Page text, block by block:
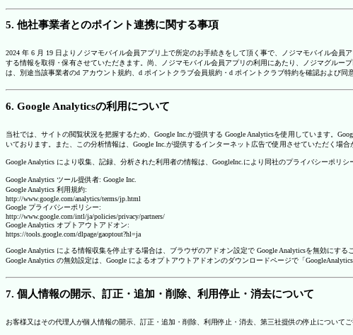
5. 他社事業者とのポイント連携に関する事項
2024 年 6 月 19 日よりノジマモバイル会員アプリ上で所定のお手続きをして頂く事で、ノジマモバイル会
する情報を取得・保有させていただきます。尚、ノジマモバイル会員アプリの利用にあたり、ノジマグル
は、別途当該事業者のd アカウント規約、d ポイントクラブ会員規約・d ポイントクラブ特約を確認および同
6. Google Analyticsの利用について
当社では、サイトの閲覧状況を把握するため、Google Inc.が提供する Google Analyticsを使用しています。
いております。また、この分析情報は、Google Inc.が提供するインターネット広告で使用させていただく場合
Google Analytics により収集、記録、分析された利用者の情報は、GoogleInc.により同社のプライバシーポリシ
Google Analytics ツール提供者: Google Inc.
Google Analytics 利用規約:
http://www.google.com/analytics/terms/jp.html
Google プライバシーポリシー:
http://www.google.com/intl/ja/policies/privacy/partners/
Google Analytics オプトアウトアドオン:
https://tools.google.com/dlpage/gaoptout?hl=ja
Google Analytics による情報収集を停止する場合は、ブラウザのアドオン設定で Google Analyticsを無効にす
Google Analytics の無効設定は、Google によるオプトアウトアドオンのダウンロードページで「
7. 個人情報の開示、訂正・追加・削除、利用停止・消去について
お客様又はその代理人が個人情報の開示、訂正・追加・削除、利用停止・消去、第三社提供の停止について